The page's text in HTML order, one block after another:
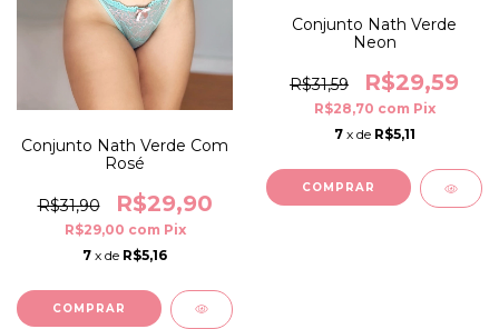
Conjunto Nath Verde Com
Rosé
R$31,90 R$29,90
R$29,00 com Pix
7 x de R$5,16
COMPRAR
Conjunto Nath Verde
Neon
R$31,59 R$29,59
R$28,70 com Pix
7 x de R$5,11
COMPRAR